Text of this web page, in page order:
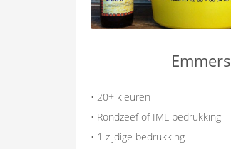
Emmers
• 20+ kleuren
• Rondzeef of IML bedrukking
• 1 zijdige bedrukking